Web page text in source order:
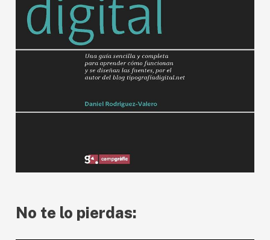
No te lo pierdas: